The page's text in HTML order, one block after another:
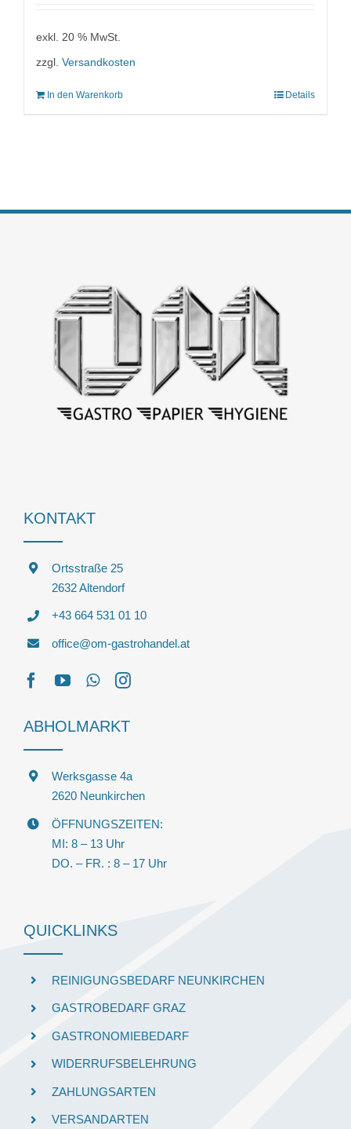
exkl. 20 % MwSt.
zzgl. Versandkosten
In den Warenkorb Details
KONTAKT
Ortsstraße 25
2632 Altendorf
+43 664 531 01 10
office@om-gastrohandel.at
ABHOLMARKT
Werksgasse 4a
2620 Neunkirchen
ÖFFNUNGSZEITEN:
MI: 8 – 13 Uhr
DO. – FR. : 8 – 17 Uhr
QUICKLINKS
REINIGUNGSBEDARF NEUNKIRCHEN
GASTROBEDARF GRAZ
GASTRONOMIEBEDARF
WIDERRUFSBELEHRUNG
ZAHLUNGSARTEN
VERSANDARTEN